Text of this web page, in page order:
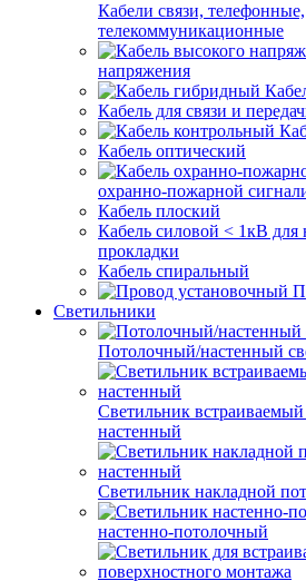
Кабели связи, телефонные,
телекоммуникационные
напряжения
Кабель для связи и
Кабель оптический
охранно-пожарной
Кабель плоский
Кабель силовой < 1кВ для
прокладки
Кабель спиральный
Светильники
Потолочный/настенный
Светильник
настенный
Светильник накладной
настенно-потолочный